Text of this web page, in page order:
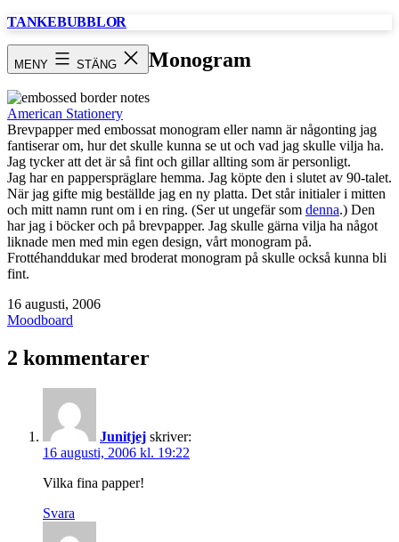
Hoppa
TANKEBUBBLOR
MENY STÄNG Monogram
American Stationery
Brevpapper med embossat monogram eller namn är någonting jag
fantiserar om, hur det skulle kunna se ut och vad jag skulle vilja ha.
Jag tycker att det är så fint och gillar allting som är personligt.
Jag har en papperspräglare hemma. Jag köpte den i slutet av 90-talet.
När jag gifte mig beställde jag en ny platta. Det står initialer i mitten
och mitt namn runt om i en ring. (Ser ut ungefär som denna.) Den
har jag i böcker och på brevpapper. Jag skulle gärna vilja ha något
liknade men med min egen design, vårt monogram på.
Frottéhanddukar med broderat monogram på skulle också kunna bli
fint.
Publicerat
den
16 augusti, 2006
Kategoriserat
Moodboard
2 kommentarer
Junitjej skriver:
16 augusti, 2006 kl. 19:22
Vilka fina papper!
Svara